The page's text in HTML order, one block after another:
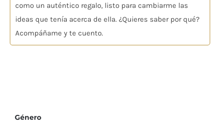
como un auténtico regalo, listo para cambiarme las
ideas que tenía acerca de ella. ¿Quieres saber por qué?
Acompáñame y te cuento.
Género